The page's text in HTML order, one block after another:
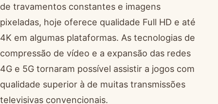
de travamentos constantes e imagens
pixeladas, hoje oferece qualidade Full HD e até
4K em algumas plataformas. As tecnologias de
compressão de vídeo e a expansão das redes
4G e 5G tornaram possível assistir a jogos com
qualidade superior à de muitas transmissões
televisivas convencionais.